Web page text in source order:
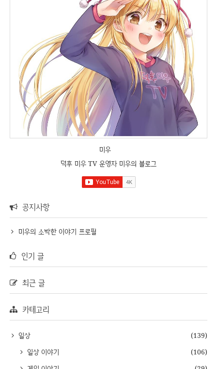
미우
덕후 미우 TV 운영자 미우의 블로그
공지사항
미우의 소박한 이야기 프로필
인기 글
최근 글
카테고리
일상
(139)
일상 이야기
(106)